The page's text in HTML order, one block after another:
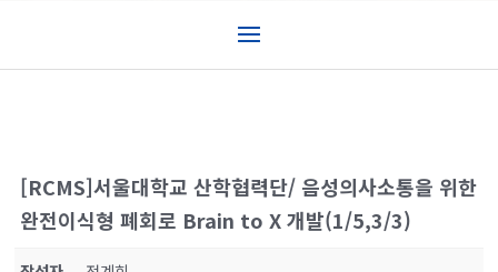
[RCMS]서울대학교 산학협력단/ 음성의사소통을 위한
완전이식형 폐회로 Brain to X 개발(1/5,3/3)